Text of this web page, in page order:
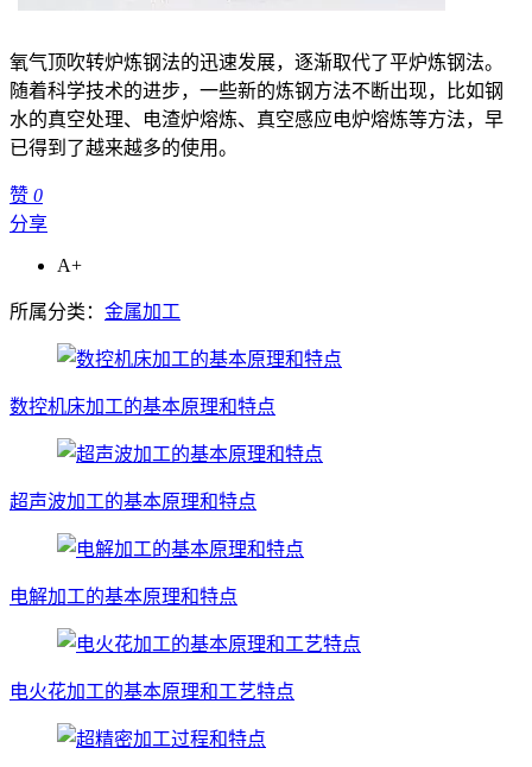
氧气顶吹转炉炼钢法的迅速发展，逐渐取代了平炉炼钢法。
随着科学技术的进步，一些新的炼钢方法不断出现，比如钢
水的真空处理、电渣炉熔炼、真空感应电炉熔炼等方法，早
已得到了越来越多的使用。
赞 0
分享
A+
所属分类： 金属加工
数控机床加工的基本原理和特点
超声波加工的基本原理和特点
电解加工的基本原理和特点
电火花加工的基本原理和工艺特点